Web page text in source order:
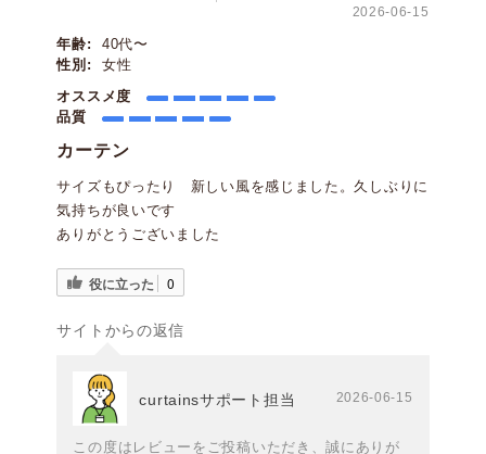
2026-06-15
年齢:
40代〜
性別:
女性
オススメ度
品質
カーテン
サイズもぴったり 新しい風を感じました。久しぶりに
気持ちが良いです
ありがとうございました
役に立った 0
サイトからの返信
curtainsサポート担当 2026-06-15
この度はレビューをご投稿いただき、誠にありが